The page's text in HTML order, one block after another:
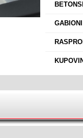
GABIONI